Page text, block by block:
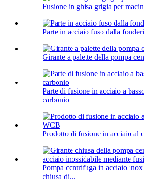
Fusione in ghisa grigia per
Parte in acciaio fuso dalla
Girante a palette della pompa
Parte di fusione in acciaio a
carbonio
Prodotto di fusione in acciaio al
Pompa centrifuga in acciaio
chiusa di...